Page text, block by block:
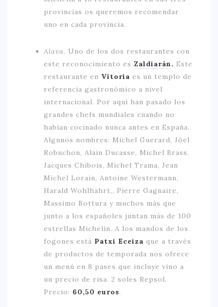
provincias os queremos recomendar
uno en cada provincia.
Alava. Uno de los dos restaurantes con
este reconocimiento es Zaldiarán. Este
restaurante en Vitoria es un templo de
referencia gastronómico a nivel
internacional. Por aquí han pasado los
grandes chefs mundiales cuando no
habían cocinado nunca antes en España.
Algunos nombres: Michel Guerard, Jöel
Robuchon, Alain Ducasse, Michel Brass,
Jacques Chibois, Michel Trama, Jean
Michel Lorain, Antoine Westermann,
Harald Wohlhahrt,, Pierre Gagnaire,
Massimo Bottura y muchos más que
junto a los españoles juntan más de 100
estrellas Michelín. A los mandos de los
fogones está Patxi Eceiza que a través
de productos de temporada nos ofrece
un menú en 8 pases que incluye vino a
un precio de risa. 2 soles Repsol.
Precio: 60,50 euros.